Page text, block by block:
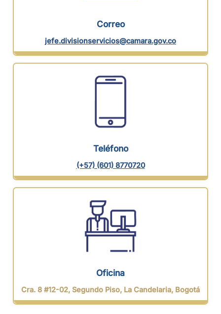
Correo
jefe.divisionservicios@camara.gov.co
Teléfono
(+57) (601) 8770720
Oficina
Cra. 8 #12-02, Segundo Piso, La Candelaria, Bogotá